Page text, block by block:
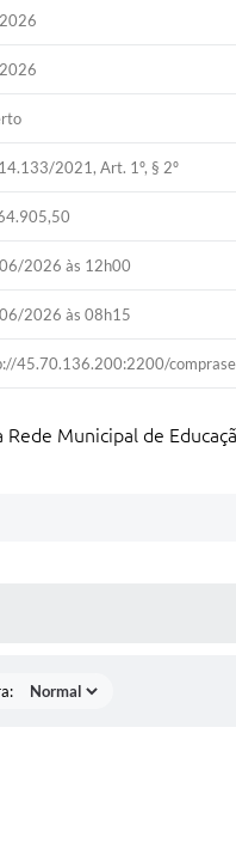
2021, Art. 1º, § 2º
2026 às 12h00
2026 às 08h15
45.70.136.200:2200/
Municipal de